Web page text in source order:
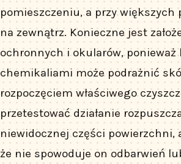
pomieszczeniu, a przy większych
na zewnątrz. Konieczne jest
ochronnych i okularów, ponieważ
chemikaliami może podrażnić
rozpoczęciem właściwego
przetestować działanie
niewidocznej części powierzchni,
że nie spowoduje on odbarwień